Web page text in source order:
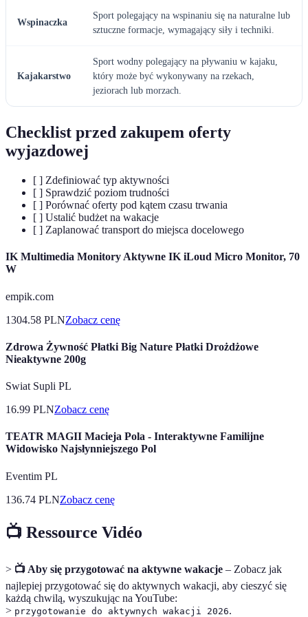
Wspinaczka
Sport polegający na wspinaniu się na naturalne lub
sztuczne formacje, wymagający siły i techniki.
Kajakarstwo
Sport wodny polegający na pływaniu w kajaku,
który może być wykonywany na rzekach,
jeziorach lub morzach.
Checklist przed zakupem oferty
wyjazdowej
[ ] Zdefiniować typ aktywności
[ ] Sprawdzić poziom trudności
[ ] Porównać oferty pod kątem czasu trwania
[ ] Ustalić budżet na wakacje
[ ] Zaplanować transport do miejsca docelowego
IK Multimedia Monitory Aktywne IK iLoud Micro Monitor, 70
W
empik.com
1304.58 PLNZobacz cenę
Zdrowa Żywność Płatki Big Nature Płatki Drożdżowe
Nieaktywne 200g
Swiat Supli PL
16.99 PLNZobacz cenę
TEATR MAGII Macieja Pola - Interaktywne Familijne
Widowisko Najsłynniejszego Pol
Eventim PL
136.74 PLNZobacz cenę
📺 Ressource Vidéo
> 📺 Aby się przygotować na aktywne wakacje – Zobacz jak
najlepiej przygotować się do aktywnych wakacji, aby cieszyć się
każdą chwilą, wyszukując na YouTube:
> przygotowanie do aktywnych wakacji 2026.